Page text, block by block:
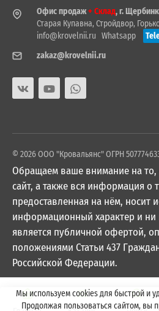
Офис продаж+ Склад, г.
Старая Купавна, Стройдвор,
info@krovelnii.ru Whatsapp
zakaz@krovelnii.ru
© 2026 ООО "Кровальянс" ОГРН
Обращаем ваше внимание на то,
сайт, а также вся информация о
предоставленная на нём, носит
информационный характер и ни
является публичной офертой,
положениями Статьи 437
Российской Федерации.
Мы используем cookies для быстрой и
Продолжая пользоваться сайтом, вы